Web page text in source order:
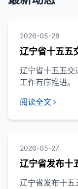
2026-05-28
辽宁省十五五
辽宁省十五五交
工作有序推进。
阅读全文
2026-05-27
辽宁省发布十
辽宁省发布十五